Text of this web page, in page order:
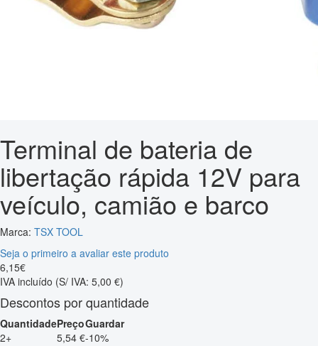
Terminal de bateria de
libertação rápida 12V para
veículo, camião e barco
Marca: TSX TOOL
Seja o primeiro a avaliar este produto
6,15€
IVA incluído (S/ IVA: 5,00 €)
Descontos por quantidade
QuantidadePreçoGuardar
2+
5,54 €-10%